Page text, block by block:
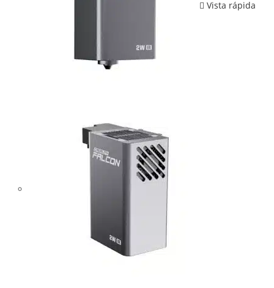
Vista rápida